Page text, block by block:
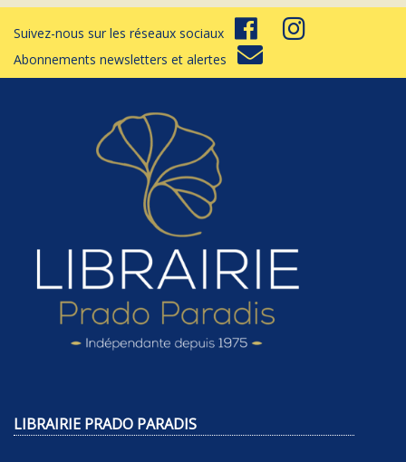
Suivez-nous sur les réseaux sociaux
Abonnements newsletters et alertes
LIBRAIRIE PRADO PARADIS